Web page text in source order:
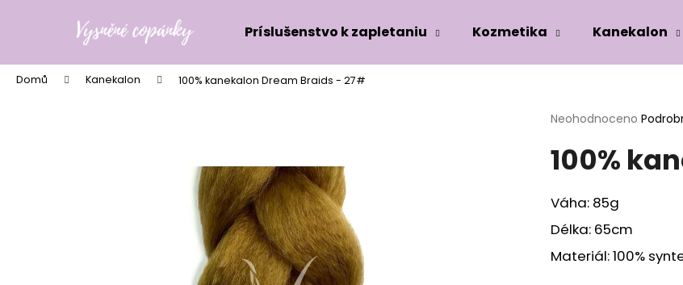
Príslušenstvo k zapletaniu Kozmetika Kanekalon
Domů Kanekalon 100% kanekalon Dream Braids - 27#
Průměrné
produktu
z
5
hvězdiček.
Neohodnoceno
100%
Váha: 85g
Délka: 65cm
Materiál: 100%
í
Zpět
do
obchodu
Zpět
do
obchodu
HLEDAT